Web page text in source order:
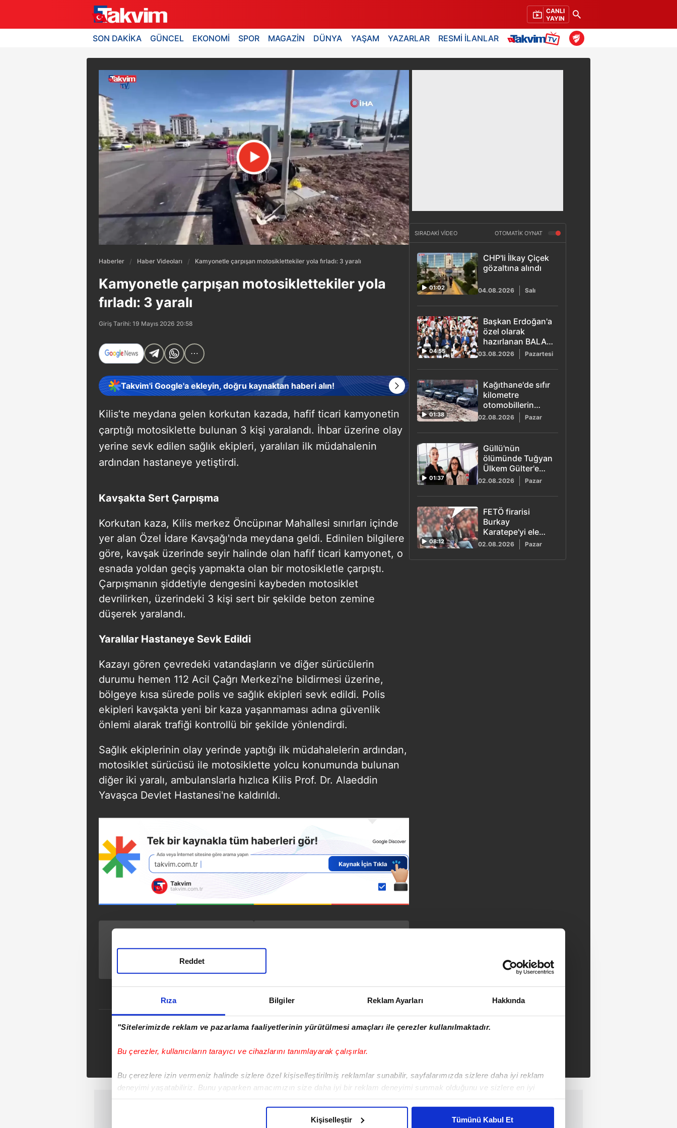
Rıza Bilgiler Reklam Ayarları Hakkında
"Sitelerimizde reklam ve pazarlama faaliyetlerinin yürütülmesi amaçları ile çerezler kullanılmaktadır.
Bu çerezler, kullanıcıların tarayıcı ve cihazlarını tanımlayarak çalışırlar.
Bu çerezlere izin vermeniz halinde sizlere özel kişiselleştirilmiş reklamlar sunabilir, sayfalarımızda sizlere daha iyi reklam
deneyimi yaşatabiliriz. Bunu yaparken amacımızın size daha iyi bir reklam deneyimi sunmak olduğunu ve sizlere en iyi
Reddet
Kişiselleştir Tümünü Kabul Et
CANLI
YAYIN
SON DAKİKA GÜNCEL EKONOMİ SPOR MAGAZİN DÜNYA YAŞAM YAZARLAR RESMİ İLANLAR
Haberler Haber Videoları Kamyonetle çarpışan motosiklettekiler yola fırladı: 3 yaralı
Kamyonetle çarpışan motosiklettekiler yola
fırladı: 3 yaralı
Giriş Tarihi: 19 Mayıs 2026 20:58
Takvim'i Google'a ekleyin, doğru kaynaktan haberi alın!
Kilis’te meydana gelen korkutan kazada, hafif ticari kamyonetin
çarptığı motosiklette bulunan 3 kişi yaralandı. İhbar üzerine olay
yerine sevk edilen sağlık ekipleri, yaralıları ilk müdahalenin
ardından hastaneye yetiştirdi.
Kavşakta Sert Çarpışma
Korkutan kaza, Kilis merkez Öncüpınar Mahallesi sınırları içinde
yer alan Özel İdare Kavşağı'nda meydana geldi. Edinilen bilgilere
göre, kavşak üzerinde seyir halinde olan hafif ticari kamyonet, o
esnada yoldan geçiş yapmakta olan bir motosikletle çarpıştı.
Çarpışmanın şiddetiyle dengesini kaybeden motosiklet
devrilirken, üzerindeki 3 kişi sert bir şekilde beton zemine
düşerek yaralandı.
Yaralılar Hastaneye Sevk Edildi
Kazayı gören çevredeki vatandaşların ve diğer sürücülerin
durumu hemen 112 Acil Çağrı Merkezi'ne bildirmesi üzerine,
bölgeye kısa sürede polis ve sağlık ekipleri sevk edildi. Polis
ekipleri kavşakta yeni bir kaza yaşanmaması adına güvenlik
önlemi alarak trafiği kontrollü bir şekilde yönlendirdi.
Sağlık ekiplerinin olay yerinde yaptığı ilk müdahalelerin ardından,
motosiklet sürücüsü ile motosiklette yolcu konumunda bulunan
diğer iki yaralı, ambulanslarla hızlıca Kilis Prof. Dr. Alaeddin
Yavaşca Devlet Hastanesi'ne kaldırıldı.
Yolcu minibüsü
direğe ok gibi
Serkan Cortaoğlu
Takvim.com.tr Haber
SIRADAKİ VİDEO OTOMATİK OYNAT
01:02
CHP'li İlkay Çiçek
gözaltına alındı
04.08.2026 Salı
04:55
Başkan Erdoğan'a
özel olarak
hazırlanan BALA
şarkısı yayımlandı
03.08.2026 Pazartesi
01:38
Kağıthane'de sıfır
kilometre
otomobillerin
üzerine duvar
02.08.2026 Pazar
01:37
Güllü'nün
ölümünde Tuğyan
Ülkem Gülter'e
ağırlaştırılmış
müebbet hapis
talebi
02.08.2026 Pazar
08:12
FETÖ firarisi
Burkay
Karatepe'yi ele
veren görüntü!
02.08.2026 Pazar